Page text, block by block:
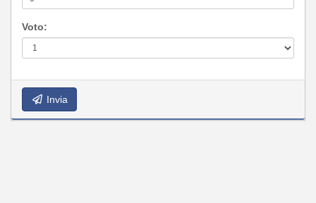
Voto:
Invia